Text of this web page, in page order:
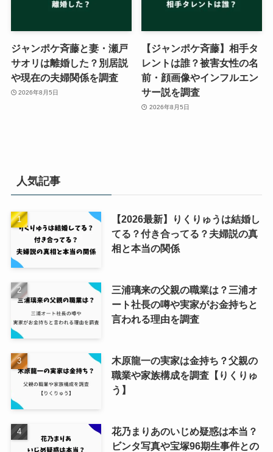
ジャンポケ斉藤と妻・瀬戸
サオリは離婚した？別居説
や現在の夫婦関係を調査
2026年8月5日
【ジャンポケ斉藤】相手タ
レントは誰？被害女性の名
前・顔画像やインフルエン
サー説を調査
2026年8月5日
人気記事
【2026最新】りくりゅうは結婚し
てる？付き合ってる？夫婦説の真
相と本当の関係
三浦璃来の父親の職業は？三浦オ
ート社長の噂や実家がお金持ちと
言われる理由を調査
木原龍一の実家は金持ち？父親の
職業や家族構成を調査【りくりゅ
う】
花乃まりあのいじめ疑惑は本当？
ビンタ写真や宝塚96期生事件との